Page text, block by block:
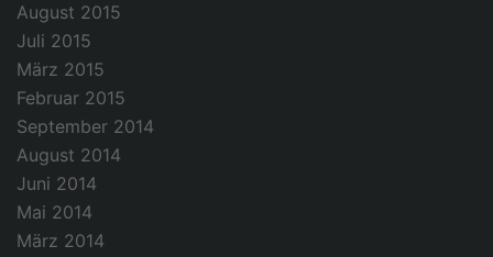
August 2015
Juli 2015
März 2015
Februar 2015
September 2014
August 2014
Juni 2014
Mai 2014
März 2014